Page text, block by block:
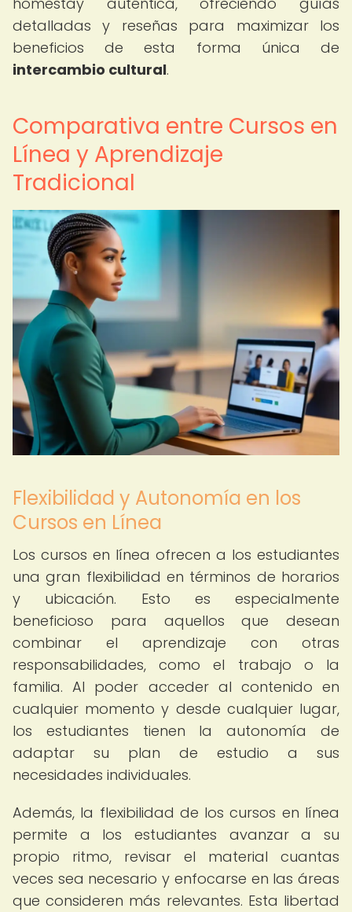
detalladas y reseñas para maximizar los
beneficios de esta forma única de
intercambio cultural.
Comparativa entre Cursos en
Línea y Aprendizaje
Tradicional
Flexibilidad y Autonomía en los
Cursos en Línea
Los cursos en línea ofrecen a los estudiantes
una gran flexibilidad en términos de horarios
y ubicación. Esto es especialmente
beneficioso para aquellos que desean
combinar el aprendizaje con otras
responsabilidades, como el trabajo o la
familia. Al poder acceder al contenido en
cualquier momento y desde cualquier lugar,
los estudiantes tienen la autonomía de
adaptar su plan de estudio a sus
necesidades individuales.
Además, la flexibilidad de los cursos en línea
permite a los estudiantes avanzar a su
propio ritmo, revisar el material cuantas
veces sea necesario y enfocarse en las áreas
que consideren más relevantes. Esta libertad